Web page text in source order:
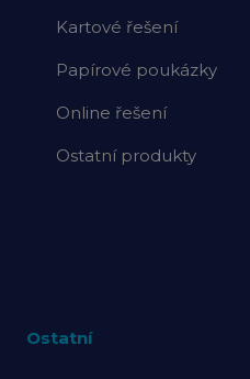
Kartové řešení
Papírové poukázky
Online řešení
Ostatní produkty
Ostatní